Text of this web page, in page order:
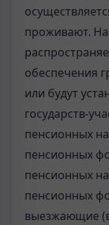
проживают.
обеспечения
или будут
государств-
пенсионных
пенсионных
пенсионных
пенсионных
выезжающие